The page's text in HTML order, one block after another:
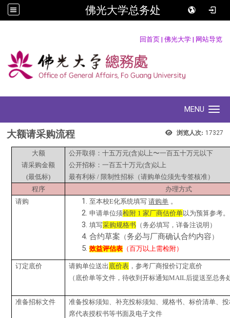
佛光大学总务处
回首页 | 佛光大学 | 网站导览
MENU
浏览人次: 17327
大额请采购流程
大额
请采购金额
(最低标)
公开取得 ：十五万元(含)以上〜一百五十万元以下
公开招标 ：一百五十万元(含)以上
最有利标 / 限制性招标（请购单位须先专签核准）
程序
办理方式
请购
至本校E化系统填写请购单 。
申请单位须检附 1 家厂商估价单以为预算参考。
填写采购规格书 （务必填写 ，详备注说明 ）
合约草案 （务必与厂商确认合约内容 ）
效益评估表 （百万以上需检附）
订定底价 请购单位送出 底价表 ，参考厂商报价订定底价
（底价单等文件，待收到开标通知MAIL后提送至总务
准备招标文件
准备投标须知、补充投标须知、规格书、标价清单、
席代表授权书等书面及电子文件